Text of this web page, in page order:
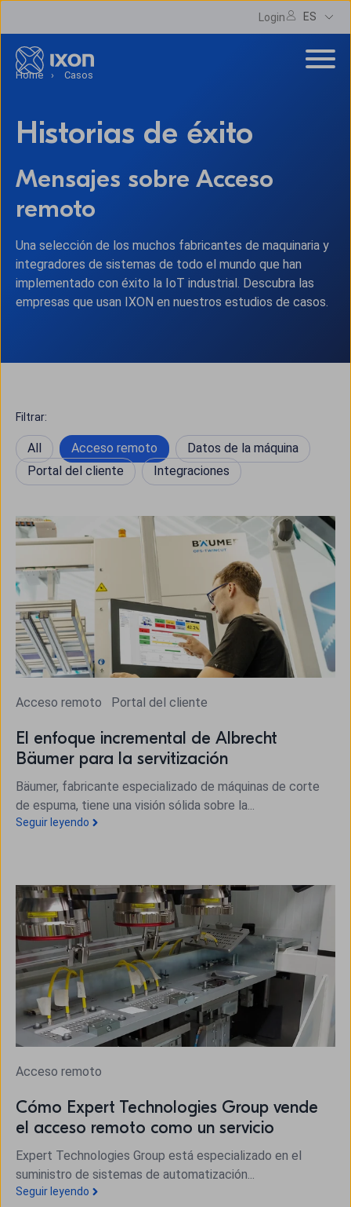
Login ES
Home Casos
Historias de éxito
Mensajes sobre Acceso
remoto
Una selección de los muchos fabricantes de maquinaria y
integradores de sistemas de todo el mundo que han
implementado con éxito la IoT industrial. Descubra las
empresas que usan IXON en nuestros estudios de casos.
Filtrar:
All Acceso remoto
Datos de la máquina
Portal del cliente
Integraciones
Acceso remoto Portal del cliente
El enfoque incremental de Albrecht
Bäumer para la servitización
Bäumer, fabricante especializado de máquinas de corte
de espuma, tiene una visión sólida sobre la...
Seguir leyendo
Acceso remoto
Cómo Expert Technologies Group vende
el acceso remoto como un servicio
Expert Technologies Group está especializado en el
suministro de sistemas de automatización...
Seguir leyendo